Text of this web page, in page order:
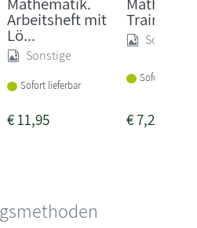
Arbeitsheft mit
Lö...
Sonstige
Sofort lieferbar
€11,95
Sonstige
Sofort
€7,25